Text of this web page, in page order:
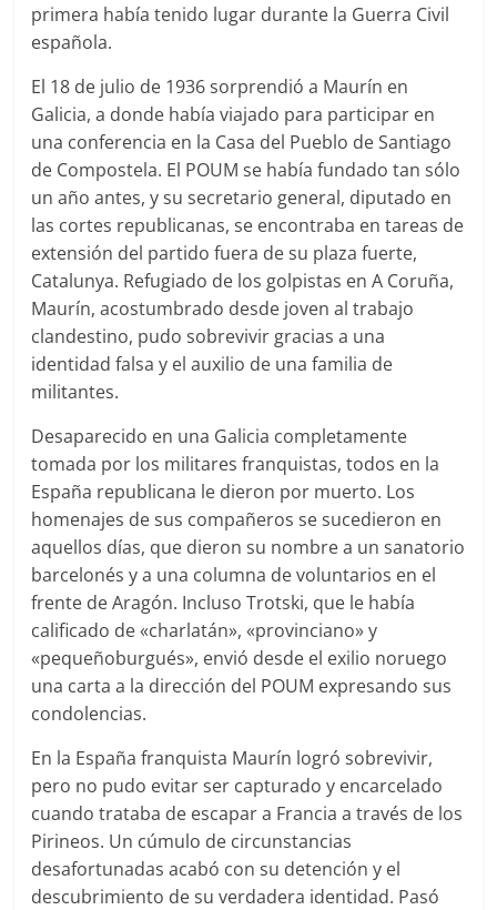
primera había tenido lugar durante la Guerra Civil
española.
El 18 de julio de 1936 sorprendió a Maurín en
Galicia, a donde había viajado para participar en
una conferencia en la Casa del Pueblo de Santiago
de Compostela. El POUM se había fundado tan sólo
un año antes, y su secretario general, diputado en
las cortes republicanas, se encontraba en tareas de
extensión del partido fuera de su plaza fuerte,
Catalunya. Refugiado de los golpistas en A Coruña,
Maurín, acostumbrado desde joven al trabajo
clandestino, pudo sobrevivir gracias a una
identidad falsa y el auxilio de una familia de
militantes.
Desaparecido en una Galicia completamente
tomada por los militares franquistas, todos en la
España republicana le dieron por muerto. Los
homenajes de sus compañeros se sucedieron en
aquellos días, que dieron su nombre a un sanatorio
barcelonés y a una columna de voluntarios en el
frente de Aragón. Incluso Trotski, que le había
calificado de «charlatán», «provinciano» y
«pequeñoburgués», envió desde el exilio noruego
una carta a la dirección del POUM expresando sus
condolencias.
En la España franquista Maurín logró sobrevivir,
pero no pudo evitar ser capturado y encarcelado
cuando trataba de escapar a Francia a través de los
Pirineos. Un cúmulo de circunstancias
desafortunadas acabó con su detención y el
descubrimiento de su verdadera identidad. Pasó